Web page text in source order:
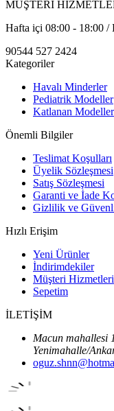
MÜŞTERİ
Hafta içi 08:00 - 18:00 /
90544 527 2424
Kategoriler
Havalı Minderler
Pediatrik Modeller
Katlanan Modeller
Önemli Bilgiler
Teslimat Koşulları
Üyelik Sözleşmesi
Satış Sözleşmesi
Garanti ve İade
Gizlilik ve
Hızlı Erişim
Yeni Ürünler
İndirimdekiler
Müşteri Hizmetleri
Sepetim
İLETİŞİM
Macun mahallesi
Yenimahalle/